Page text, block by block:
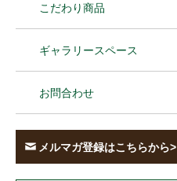
こだわり商品
ギャラリースペース
お問合わせ
メルマガ登録はこちらから>